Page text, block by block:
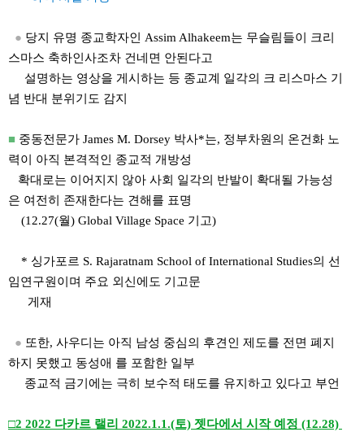
● 당지 유명 종교학자인 Assim Alhakeem는 무슬림들이 크리
스마스 축하인사조차 건네면 안된다고
설명하는 영상을 게시하는 등 종교계 일각의 크 리스마스 기
념 반대 분위기도 감지
■ 중동전문가 James M. Dorsey 박사*는, 정부차원의 온건화 노
력이 아직 본격적인 종교적 개방성
확대로는 이어지지 않아 사회 일각의 반발이 확대될 가능성
은 여전히 존재한다는 견해를 표명
(12.27(월) Global Village Space 기고)
* 싱가포르 S. Rajaratnam School of International Studies의 선
임연구원이며 주요 외신에도 기고문
게재
● 또한, 사우디는 아직 남성 중심의 후견인 제도를 전면 폐지
하지 못했고 동성애 를 포함한 일부
종교적 금기에는 극히 보수적 태도를 유지하고 있다고 부언
□2 2022 다카르 랠리 2022.1.1.(토) 젯다에서 시작 예정 (12.28)